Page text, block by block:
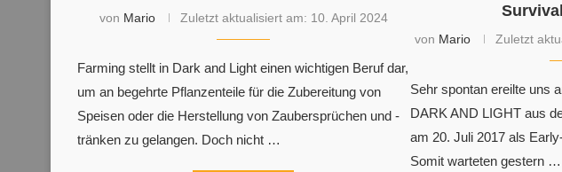
von Mario Zuletzt aktualisiert am: 10. April 2024
Farming stellt in Dark and Light einen wichtigen Beruf dar,
um an begehrte Pflanzenteile für die Zubereitung von
Speisen oder die Herstellung von Zaubersprüchen und -
tränken zu gelangen. Doch nicht …
von Mario Zuletzt
Sehr spontan ereilte uns
DARK AND LIGHT aus
am 20. Juli 2017 als
Somit warteten gestern …